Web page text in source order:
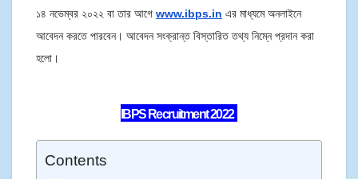
১৪ নভেম্বর ২০২২ বা তার আগে www.ibps.in এর মাধ্যমে অনলাইনে
আবেদন করতে পারবেন। আবেদন সংক্রান্ত বিস্তারিত তথ্য নিম্নে প্রদান করা
হলো।
IBPS Recruitment 2022
Contents